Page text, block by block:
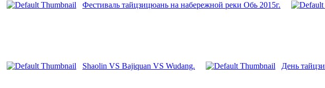
Фестиваль тайцзицюань на набережной реки Обь 2015г.
Shaolin VS Bajiquan VS Wudang. День